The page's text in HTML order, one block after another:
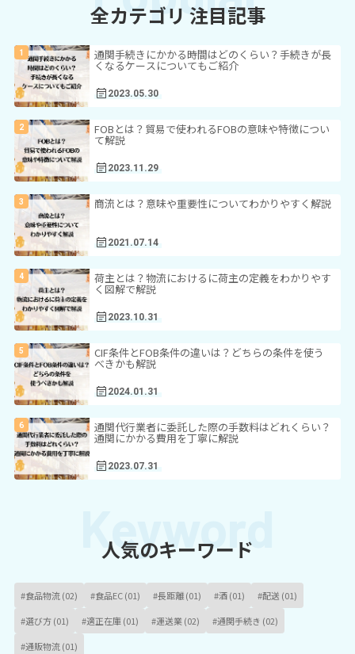
全カテゴリ 注目記事
通関手続きにかかる時間はどのくらい？手続きが長
くなるケースについてもご紹介
2023.05.30
FOBとは？貿易で使われるFOBの意味や特徴につい
て解説
2023.11.29
商流とは？意味や重要性についてわかりやすく解説
2021.07.14
荷主とは？物流におけるに荷主の定義をわかりやす
く図解で解説
2023.10.31
CIF条件とFOB条件の違いは？どちらの条件を使う
べきかも解説
2024.01.31
通関代行業者に委託した際の手数料はどれくらい？
通関にかかる費用を丁寧に解説
2023.07.31
人気のキーワード
#食品物流 (02) #食品EC (01) #長距離 (01) #酒 (01)
#配送 (01)
#選び方 (01)
#適正在庫 (01) #運送業 (02)
#通関手続き (02)
#通販物流 (01)